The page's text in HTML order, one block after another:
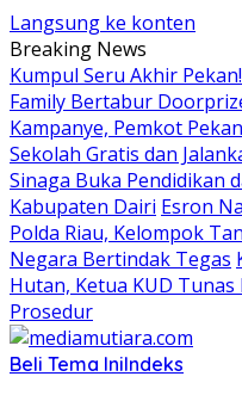
Langsung ke konten
Breaking News
Kumpul Seru Akhir
Family Bertabur
Kampanye, Pemkot
Sekolah Gratis dan
Sinaga Buka Pendidikan
Kabupaten Dairi Esron
Polda Riau, Kelompok
Negara Bertindak Tegas
Hutan, Ketua KUD
Prosedur
Beli Tema IniIndeks